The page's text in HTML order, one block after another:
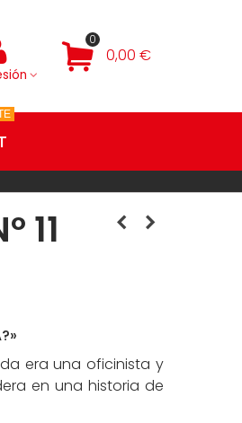
0
0,00 €
11
era una oficinista y
en una historia de